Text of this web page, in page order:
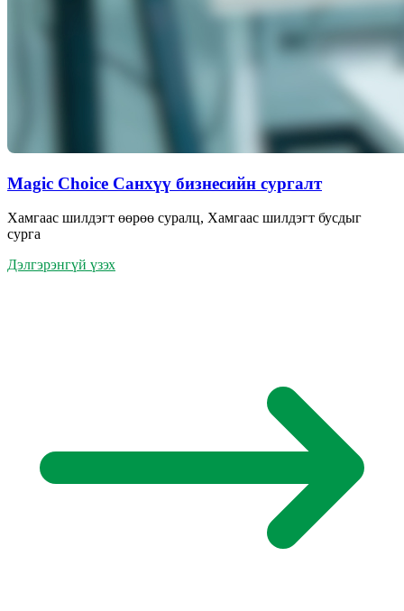
Magic Choice Санхүү бизнесийн сургалт
Хамгаас шилдэгт өөрөө суралц, Хамгаас шилдэгт бусдыг
сурга
Дэлгэрэнгүй үзэх